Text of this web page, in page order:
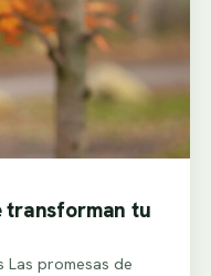
transforman tu
Las promesas de